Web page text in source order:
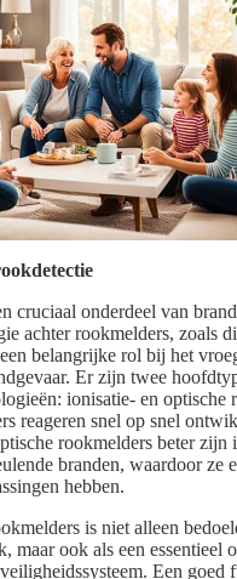
cruciaal onderdeel van
achter rookmelders, zoals
belangrijke rol bij het
Er zijn twee
ionisatie- en optische
reageren snel op snel
rookmelders beter zijn
branden, waardoor ze
hebben.
is niet alleen
maar ook als een essentieel
Een goed